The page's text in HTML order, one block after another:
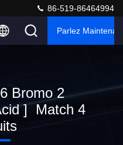
86-519-86464994
Parlez
Bromo 2
] Match 4